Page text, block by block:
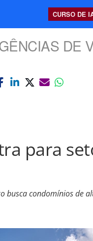
CURSO DE
DE
para
busca condomínios de